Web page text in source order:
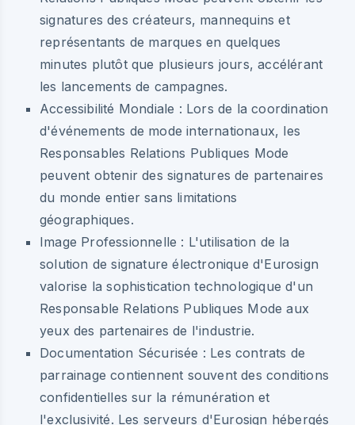
signatures des créateurs, mannequins et
représentants de marques en quelques
minutes plutôt que plusieurs jours, accélérant
les lancements de campagnes.
Accessibilité Mondiale : Lors de la coordination
d'événements de mode internationaux, les
Responsables Relations Publiques Mode
peuvent obtenir des signatures de partenaires
du monde entier sans limitations
géographiques.
Image Professionnelle : L'utilisation de la
solution de signature électronique d'Eurosign
valorise la sophistication technologique d'un
Responsable Relations Publiques Mode aux
yeux des partenaires de l'industrie.
Documentation Sécurisée : Les contrats de
parrainage contiennent souvent des conditions
confidentielles sur la rémunération et
l'exclusivité. Les serveurs d'Eurosign hébergés